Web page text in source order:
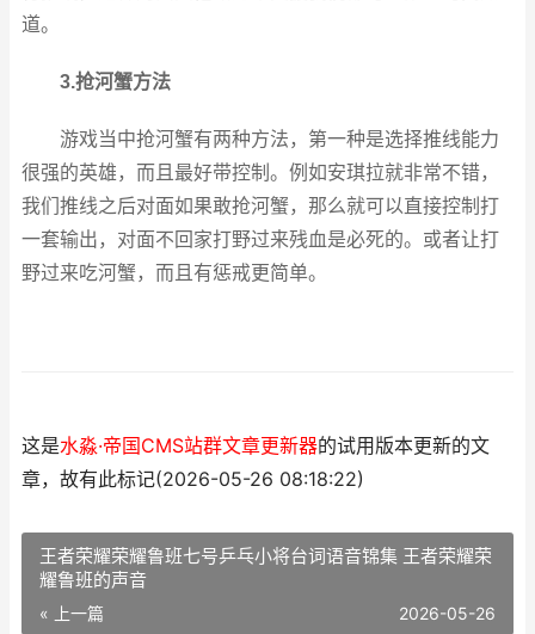
道。
3.抢河蟹方法
游戏当中抢河蟹有两种方法，第一种是选择推线能力
很强的英雄，而且最好带控制。例如安琪拉就非常不错，
我们推线之后对面如果敢抢河蟹，那么就可以直接控制打
一套输出，对面不回家打野过来残血是必死的。或者让打
野过来吃河蟹，而且有惩戒更简单。
这是水淼·帝国CMS站群文章更新器的试用版本更新的文
章，故有此标记(2026-05-26 08:18:22)
王者荣耀荣耀鲁班七号乒乓小将台词语音锦集 王者荣耀荣
耀鲁班的声音
« 上一篇 2026-05-26